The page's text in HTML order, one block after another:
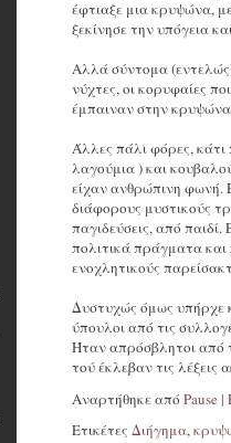
έφτιαξε μια κρυψώνα,
ξεκίνησε την υπόγεια
Αλλά σύντομα (εντελώς)
νύχτες, οι κορυφαίες
έμπαιναν στην
Άλλες πάλι φόρες,
λαγούμια ) και
είχαν ανθρώπινη φωνή.
διάφορους μυστικούς
παγιδεύσεις, από
πολιτικά πράγματα
ενοχλητικούς
Δυστυχώς όμως υπήρχε
ύπουλοι από τις
Ήταν απρόσβλητοι από
τού έκλεβαν τις
Αναρτήθηκε από Pause |
Ετικέτες Διήγημα,